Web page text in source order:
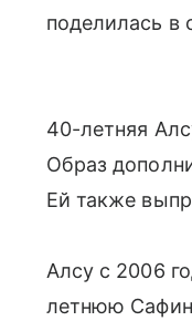
поделилась в
40-летняя
Образ
Ей также
Алсу с 2006
летнюю